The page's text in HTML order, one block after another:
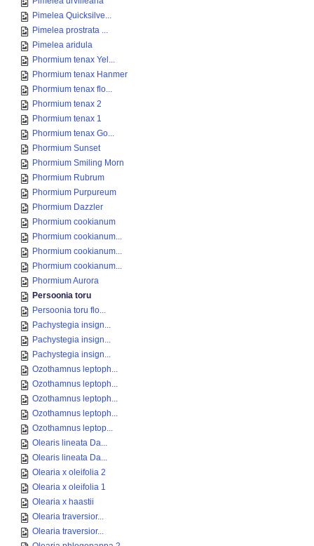
Pimelea Quicksilve...
Pimelea prostrata ...
Pimelea aridula
Phormium tenax Yel...
Phormium tenax Hanmer
Phormium tenax flo...
Phormium tenax 2
Phormium tenax 1
Phormium tenax Go...
Phormium Sunset
Phormium Smiling Morn
Phormium Rubrum
Phormium Purpureum
Phormium Dazzler
Phormium cookianum
Phormium cookianum...
Phormium cookianum...
Phormium cookianum...
Phormium Aurora
Persoonia toru
Persoonia toru flo...
Pachystegia insign...
Pachystegia insign...
Pachystegia insign...
Ozothamnus leptoph...
Ozothamnus leptoph...
Ozothamnus leptoph...
Ozothamnus leptoph...
Ozothamnus leptop...
Olearis lineata Da...
Olearis lineata Da...
Olearia x oleifolia 2
Olearia x oleifolia 1
Olearia x haastii
Olearia traversior...
Olearia traversior...